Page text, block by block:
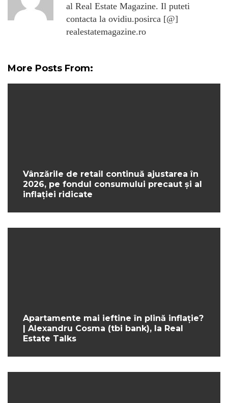
al Real Estate Magazine. Il puteti
contacta la ovidiu.posirca [@]
realestatemagazine.ro
More Posts From:
Vânzările de retail continuă ajustarea în
2026, pe fondul consumului precaut și al
inflației ridicate
Apartamente mai ieftine în plină inflație?
| Alexandru Cosma (tbi bank), la Real
Estate Talks